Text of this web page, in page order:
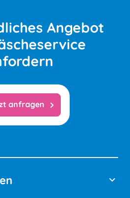
Angebot
anfragen chevron_right
keyboard_arrow_down